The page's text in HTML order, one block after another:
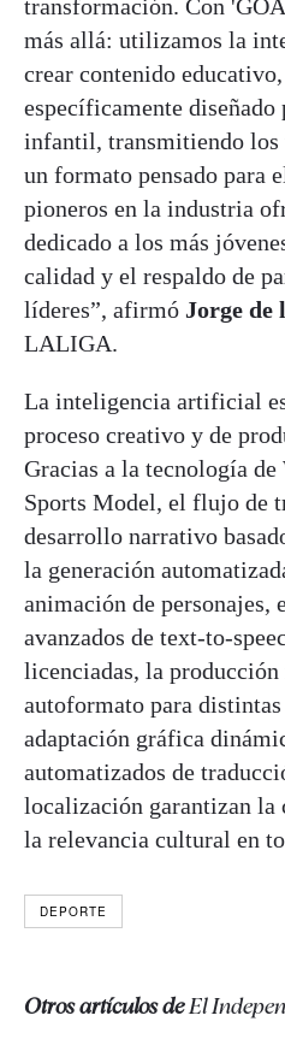
transformación. Con
más allá: utilizamos la
crear contenido
específicamente
infantil, transmitiendo los
un formato pensado para
pioneros en la industria
dedicado a los más
calidad y el respaldo de
líderes”, afirmó Jorge de
LALIGA.
La inteligencia artificial
proceso creativo y de
Gracias a la tecnología
Sports Model, el flujo de
desarrollo narrativo
la generación
animación de personajes,
avanzados de text-to-
licenciadas, la
autoformato para
adaptación gráfica
automatizados de
localización garantizan la
la relevancia cultural en
DEPORTE
Otros artículos deEl